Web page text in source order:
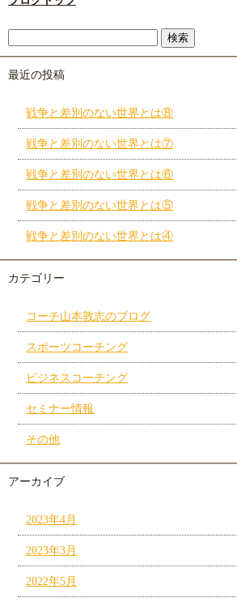
最近の投稿
戦争と差別のない世界とは⑧
戦争と差別のない世界とは⑦
戦争と差別のない世界とは⑥
戦争と差別のない世界とは⑤
戦争と差別のない世界とは④
カテゴリー
コーチ山本敦志のブログ
スポーツコーチング
ビジネスコーチング
セミナー情報
その他
アーカイブ
2023年4月
2023年3月
2022年5月